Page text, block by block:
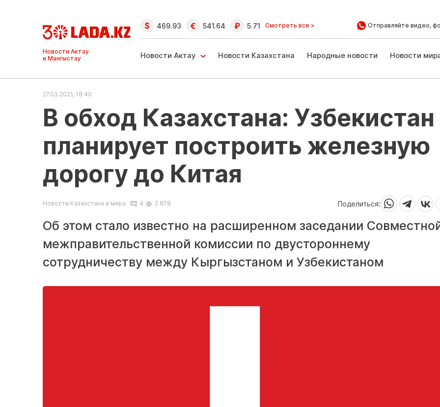
Ақтау және
Манғыстау
жаңалықтары
469.93 541.64 5.71 Смотреть все > Отправляйте видео,
Новости Актау Новости Казахстана Народные новости Новости
27.03.2021, 18:40
В обход Казахстана: Узбекистан
планирует построить железную
дорогу до Китая
Новости Казахстана и мира 4 2 878 Поделиться:
Об этом стало известно на расширенном заседании
межправительственной комиссии по двустороннему
сотрудничеству между Кыргызстаном и Узбекистаном